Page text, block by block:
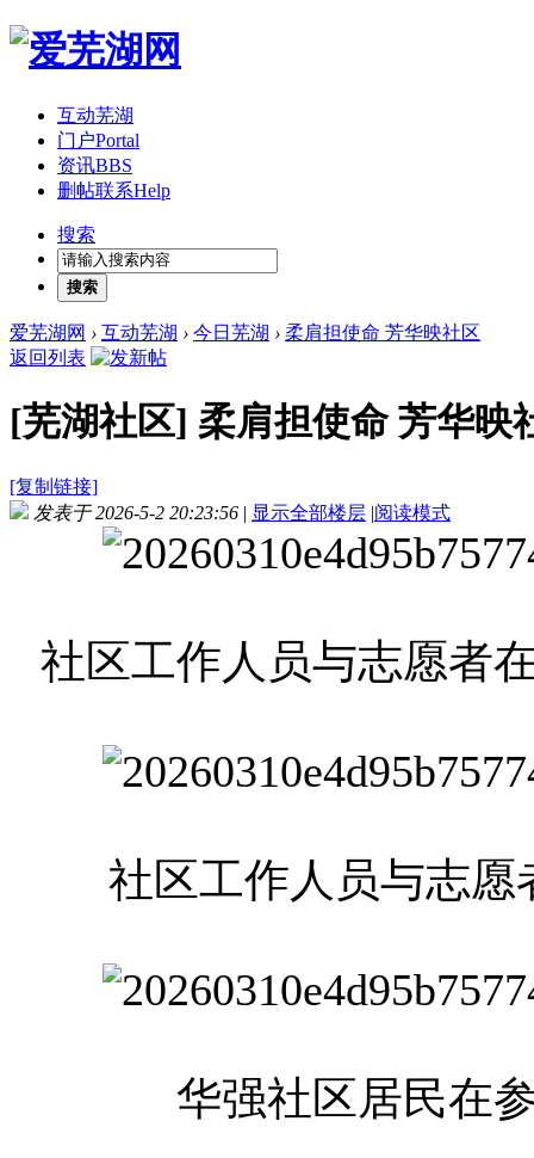
互动芜湖
门户Portal
资讯BBS
删帖联系Help
搜索
搜索
爱芜湖网 › 互动芜湖 › 今日芜湖 › 柔肩担使命 芳华映社区
返回列表
[芜湖社区] 柔肩担使命 芳华映
[复制链接]
发表于 2026-5-2 20:23:56 | 显示全部楼层 |阅读模式
社区工作人员与志愿者
社区工作人员与志
华强社区居民在